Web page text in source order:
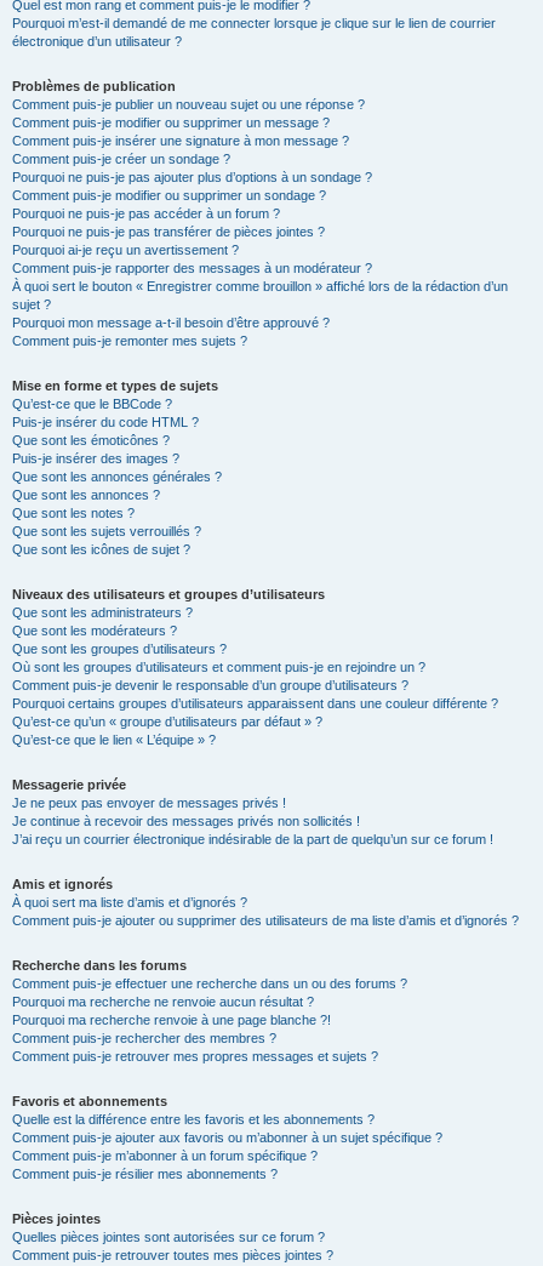
Quel est mon rang et comment puis-je le modifier ?
Pourquoi m’est-il demandé de me connecter lorsque je clique sur le lien de courrier
électronique d’un utilisateur ?
Problèmes de publication
Comment puis-je publier un nouveau sujet ou une réponse ?
Comment puis-je modifier ou supprimer un message ?
Comment puis-je insérer une signature à mon message ?
Comment puis-je créer un sondage ?
Pourquoi ne puis-je pas ajouter plus d’options à un sondage ?
Comment puis-je modifier ou supprimer un sondage ?
Pourquoi ne puis-je pas accéder à un forum ?
Pourquoi ne puis-je pas transférer de pièces jointes ?
Pourquoi ai-je reçu un avertissement ?
Comment puis-je rapporter des messages à un modérateur ?
À quoi sert le bouton « Enregistrer comme brouillon » affiché lors de la rédaction d’un
sujet ?
Pourquoi mon message a-t-il besoin d’être approuvé ?
Comment puis-je remonter mes sujets ?
Mise en forme et types de sujets
Qu’est-ce que le BBCode ?
Puis-je insérer du code HTML ?
Que sont les émoticônes ?
Puis-je insérer des images ?
Que sont les annonces générales ?
Que sont les annonces ?
Que sont les notes ?
Que sont les sujets verrouillés ?
Que sont les icônes de sujet ?
Niveaux des utilisateurs et groupes d’utilisateurs
Que sont les administrateurs ?
Que sont les modérateurs ?
Que sont les groupes d’utilisateurs ?
Où sont les groupes d’utilisateurs et comment puis-je en rejoindre un ?
Comment puis-je devenir le responsable d’un groupe d’utilisateurs ?
Pourquoi certains groupes d’utilisateurs apparaissent dans une couleur différente ?
Qu’est-ce qu’un « groupe d’utilisateurs par défaut » ?
Qu’est-ce que le lien « L’équipe » ?
Messagerie privée
Je ne peux pas envoyer de messages privés !
Je continue à recevoir des messages privés non sollicités !
J’ai reçu un courrier électronique indésirable de la part de quelqu’un sur ce forum !
Amis et ignorés
À quoi sert ma liste d’amis et d’ignorés ?
Comment puis-je ajouter ou supprimer des utilisateurs de ma liste d’amis et d’ignorés ?
Recherche dans les forums
Comment puis-je effectuer une recherche dans un ou des forums ?
Pourquoi ma recherche ne renvoie aucun résultat ?
Pourquoi ma recherche renvoie à une page blanche ?!
Comment puis-je rechercher des membres ?
Comment puis-je retrouver mes propres messages et sujets ?
Favoris et abonnements
Quelle est la différence entre les favoris et les abonnements ?
Comment puis-je ajouter aux favoris ou m’abonner à un sujet spécifique ?
Comment puis-je m’abonner à un forum spécifique ?
Comment puis-je résilier mes abonnements ?
Pièces jointes
Quelles pièces jointes sont autorisées sur ce forum ?
Comment puis-je retrouver toutes mes pièces jointes ?